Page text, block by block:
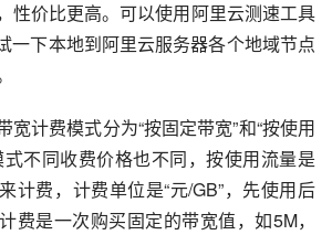
一下本地到阿里云服务器各个地域节点
宽计费模式分为“按固定带宽”和“按使用
不同收费价格也不同，按使用流量是
计费，计费单位是“元/GB”，先使用后
费是一次购买固定的带宽值，如5M，